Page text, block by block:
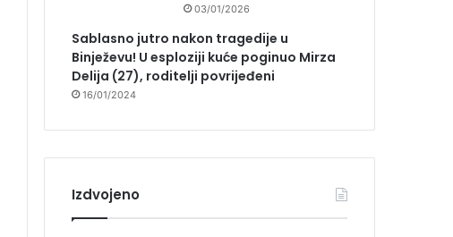
03/01/2026
Sablasno jutro nakon tragedije u
Binježevu! U esploziji kuće poginuo Mirza
Delija (27), roditelji povrijeđeni
16/01/2024
Izdvojeno